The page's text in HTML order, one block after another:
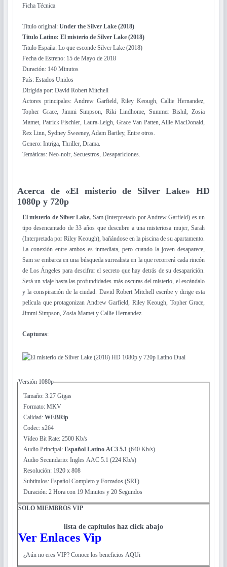
Ficha Técnica
Título original: Under the Silver Lake (2018)
Titulo Latino: El misterio de Silver Lake (2018)
Titulo España: Lo que esconde Silver Lake (2018)
Fecha de Estreno: 15 de Mayo de 2018
Duración: 140 Minutos
País: Estados Unidos
Dirigida por: David Robert Mitchell
Actores principales: Andrew Garfield, Riley Keough, Callie Hernandez,
Topher Grace, Jimmi Simpson, Riki Lindhome, Summer Bishil, Zosia
Mamet, Patrick Fischler, Laura-Leigh, Grace Van Patten, Allie MacDonald,
Rex Linn, Sydney Sweeney, Adam Bartley, Entre otros.
Genero: Intriga, Thriller, Drama.
Temáticas: Neo-noir, Secuestros, Desapariciones.
Acerca de «El misterio de Silver Lake» HD
1080p y 720p
El misterio de Silver Lake, Sam (Interpretado por Andrew Garfield) es un
tipo desencantado de 33 años que descubre a una misteriosa mujer, Sarah
(Interpretada por Riley Keough), bañándose en la piscina de su apartamento.
La conexión entre ambos es inmediata, pero cuando la joven desaparece,
Sam se embarca en una búsqueda surrealista en la que recorrerá cada rincón
de Los Ángeles para descifrar el secreto que hay detrás de su desaparición.
Será un viaje hasta las profundidades más oscuras del misterio, el escándalo
y la conspiración de la ciudad. David Robert Mitchell escribe y dirige esta
película que protagonizan Andrew Garfield, Riley Keough, Topher Grace,
Jimmi Simpson, Zosia Mamet y Callie Hernandez.
Capturas:
Versión 1080p
Tamaño: 3.27 Gigas
Formato: MKV
Calidad: WEBRip
Codec: x264
Vídeo Bit Rate: 2500 Kb/s
Audio Principal: Español Latino AC3 5.1 (640 Kb/s)
Audio Secundario: Ingles AAC 5.1 (224 Kb/s)
Resolución: 1920 x 808
Subtitulos: Español Completo y Forzados (SRT)
Duración: 2 Hora con 19 Minutos y 20 Segundos
SOLO MIEMBROS VIP
lista de capitulos haz click abajo
Ver Enlaces Vip
¿Aún no eres VIP? Conoce los beneficios AQUi